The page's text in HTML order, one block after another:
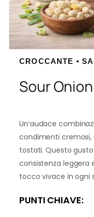
CROCCANTE •
Sour
Un’audace
condimenti
tostati. Questo
consistenza leggera
tocco vivace in ogni
PUNTI CHIAVE: